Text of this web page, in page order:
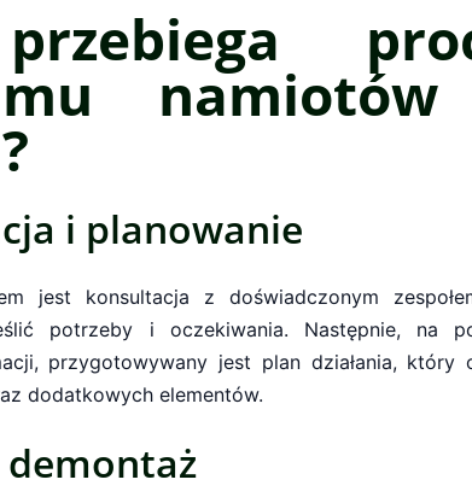
i planowanie
jest konsultacja z doświadczonym
potrzeby i oczekiwania. Następnie, na
przygotowywany jest plan działania, który
dodatkowych elementów.